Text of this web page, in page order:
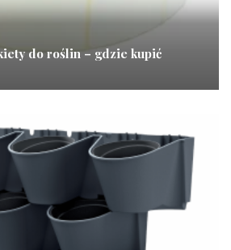
do roślin – gdzie kupić